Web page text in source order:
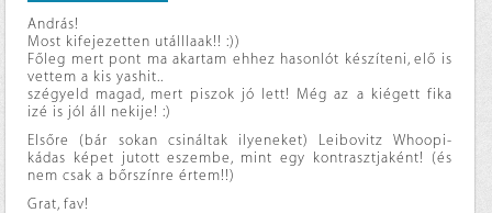
András!
Most kifejezetten utálllaak!! :))
Főleg mert pont ma akartam ehhez hasonlót készíteni, elő is
vettem a kis yashit..
szégyeld magad, mert piszok jó lett! Még az a kiégett fika
izé is jól áll nekije! :)
Elsőre (bár sokan csináltak ilyeneket) Leibovitz Whoopi-
kádas képet jutott eszembe, mint egy kontrasztjaként! (és
nem csak a bőrszínre értem!!)
Grat, fav!